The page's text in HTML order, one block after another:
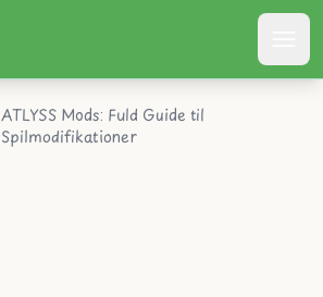
ATLYSS Mods: Fuld Guide til
Spilmodifikationer